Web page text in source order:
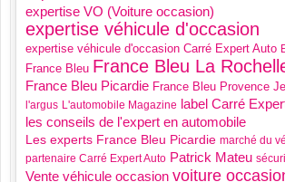
expertise VO (Voiture occasion)
expertise véhicule d'occasion
expertise véhicule d'occasion Carré Expert Auto
France Bleu France Bleu La
France Bleu Picardie France Bleu Provence
l'argus L'automobile Magazine label Carré
les conseils de l'expert en automobile
Les experts France Bleu Picardie marché du
partenaire Carré Expert Auto Patrick Mateu
Vente véhicule occasion voiture